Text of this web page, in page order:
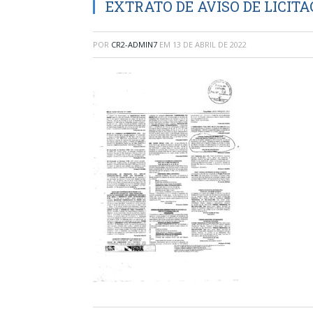
EXTRATO DE AVISO DE
POR CR2-ADMIN7 EM 13 DE ABRIL DE 2022